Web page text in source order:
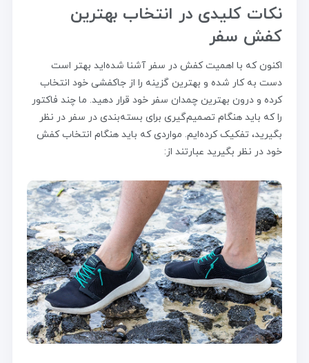
نکات کلیدی در انتخاب بهترین
کفش سفر
اکنون که با اهمیت کفش در سفر آشنا شده‌اید بهتر است
دست به کار شده و بهترین گزینه را از جاکفشی خود انتخاب
کرده و درون بهترین چمدان سفر خود قرار دهید. ما چند فاکتور
را که باید هنگام تصمیم‌گیری برای بسته‌بندی در سفر در نظر
بگیرید، تفکیک کرده‌ایم. مواردی که باید هنگام انتخاب کفش
خود در نظر بگیرید عبارتند از: